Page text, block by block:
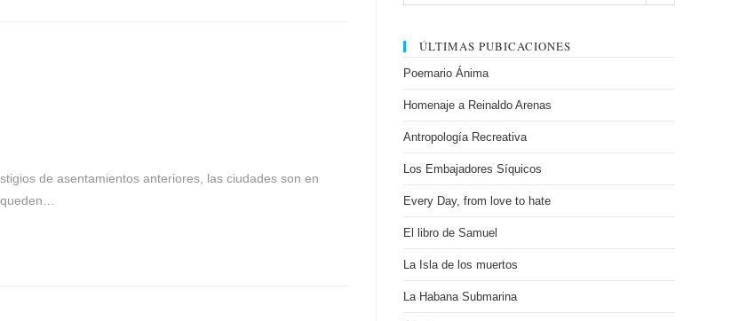
de asentamientos anteriores, las ciudades son en
queden…
ÚLTIMAS PUBICACIONES
Poemario Ánima
Homenaje a Reinaldo Arenas
Antropología Recreativa
Los Embajadores Síquicos
Every Day, from love to hate
El libro de Samuel
La Isla de los muertos
La Habana Submarina